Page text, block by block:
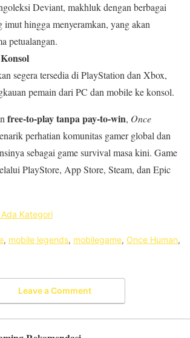
Deviant, makhluk dengan berbagai
imut hingga menyeramkan, yang akan
petualangan.
segera tersedia di PlayStation dan Xbox,
pemain dari PC dan mobile ke konsol.
free-to-play tanpa pay-to-win, Once
perhatian komunitas gamer global dan
sebagai game survival masa kini. Game
PlayStore, App Store, Steam, dan Epic
Kategori
, mobile legends, mobilegame, Once Human,
Leave a Comment